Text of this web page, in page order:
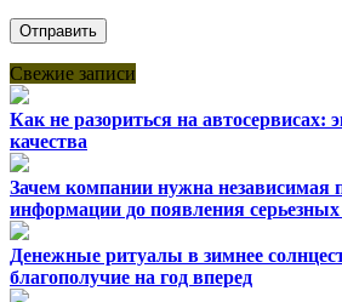
Свежие записи
Как не разориться на автосервисах:
качества
Зачем компании нужна независимая
информации до появления
Денежные ритуалы в зимнее
благополучие на год вперед